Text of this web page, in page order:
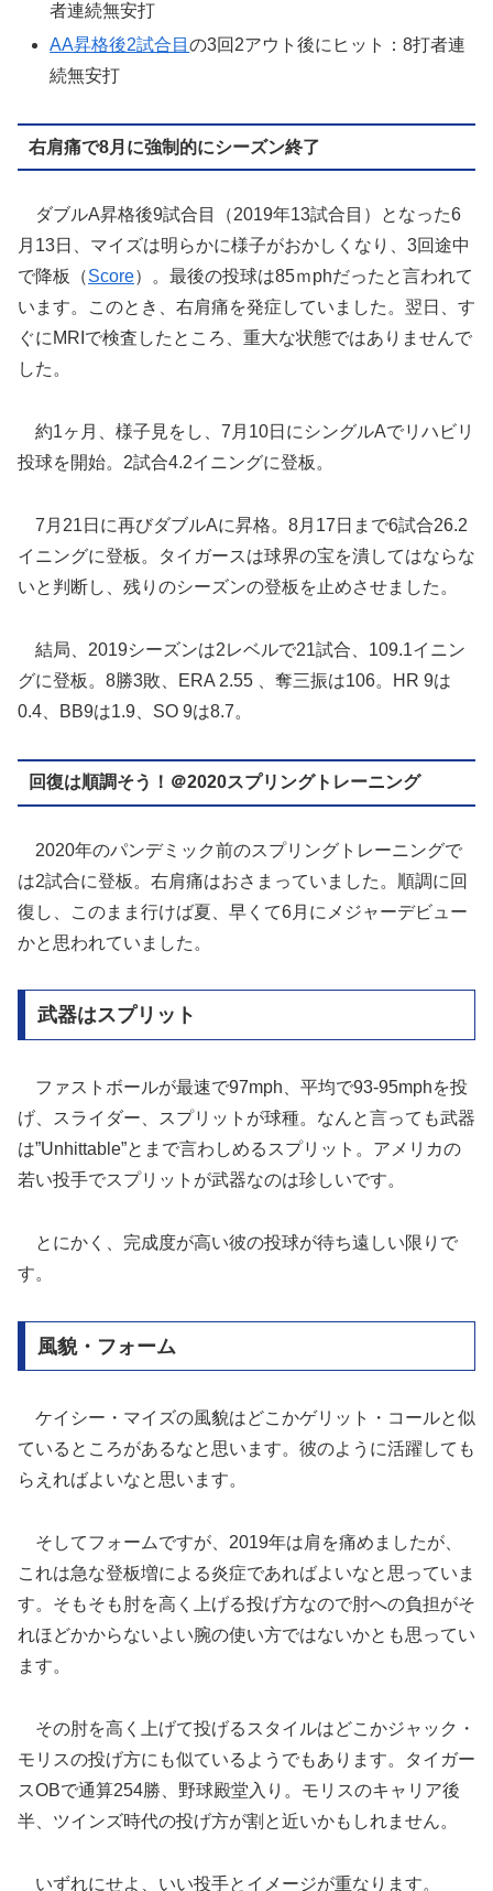
者連続無安打
AA昇格後2試合目の3回2アウト後にヒット：8打者連
続無安打
右肩痛で8月に強制的にシーズン終了
ダブルA昇格後9試合目（2019年13試合目）となった6
月13日、マイズは明らかに様子がおかしくなり、3回途中
で降板（Score）。最後の投球は85ｍphだったと言われて
います。このとき、右肩痛を発症していました。翌日、す
ぐにMRIで検査したところ、重大な状態ではありませんで
した。
約1ヶ月、様子見をし、7月10日にシングルAでリハビリ
投球を開始。2試合4.2イニングに登板。
7月21日に再びダブルAに昇格。8月17日まで6試合26.2
イニングに登板。タイガースは球界の宝を潰してはならな
いと判断し、残りのシーズンの登板を止めさせました。
結局、2019シーズンは2レベルで21試合、109.1イニン
グに登板。8勝3敗、ERA 2.55 、奪三振は106。HR 9は
0.4、BB9は1.9、SO 9は8.7。
回復は順調そう！＠2020スプリングトレーニング
2020年のパンデミック前のスプリングトレーニングで
は2試合に登板。右肩痛はおさまっていました。順調に回
復し、このまま行けば夏、早くて6月にメジャーデビュー
かと思われていました。
武器はスプリット
ファストボールが最速で97mph、平均で93-95mphを投
げ、スライダー、スプリットが球種。なんと言っても武器
は”Unhittable”とまで言わしめるスプリット。アメリカの
若い投手でスプリットが武器なのは珍しいです。
とにかく、完成度が高い彼の投球が待ち遠しい限りで
す。
風貌・フォーム
ケイシー・マイズの風貌はどこかゲリット・コールと似
ているところがあるなと思います。彼のように活躍しても
らえればよいなと思います。
そしてフォームですが、2019年は肩を痛めましたが、
これは急な登板増による炎症であればよいなと思っていま
す。そもそも肘を高く上げる投げ方なので肘への負担がそ
れほどかからないよい腕の使い方ではないかとも思ってい
ます。
その肘を高く上げて投げるスタイルはどこかジャック・
モリスの投げ方にも似ているようでもあります。タイガー
スOBで通算254勝、野球殿堂入り。モリスのキャリア後
半、ツインズ時代の投げ方が割と近いかもしれません。
いずれにせよ、いい投手とイメージが重なります。